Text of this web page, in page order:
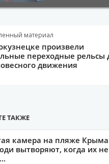
материал
произвели
переходные рельсы
движения
ТАКЖЕ
камера на пляже
вытворяют, когда их не